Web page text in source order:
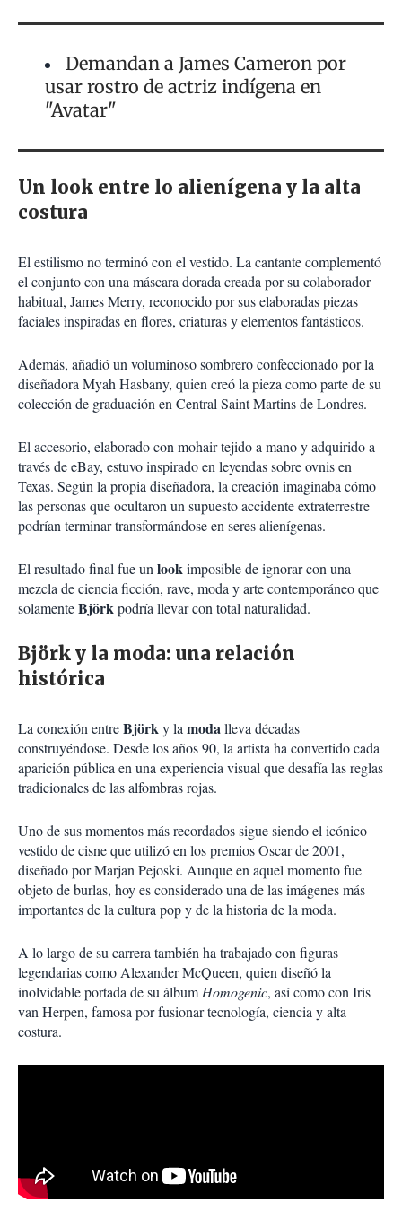
Demandan a James Cameron por
usar rostro de actriz indígena en
"Avatar"
Un look entre lo alienígena y la alta
costura
El estilismo no terminó con el vestido. La cantante complementó
el conjunto con una máscara dorada creada por su colaborador
habitual, James Merry, reconocido por sus elaboradas piezas
faciales inspiradas en flores, criaturas y elementos fantásticos.
Además, añadió un voluminoso sombrero confeccionado por la
diseñadoraMyah Hasbany, quien creó la pieza como parte de su
colección de graduación en Central Saint Martins de Londres.
El accesorio, elaborado con mohair tejido a mano y adquirido a
través de eBay, estuvo inspirado en leyendas sobre ovnis en
Texas. Según la propia diseñadora, la creación imaginaba cómo
las personas que ocultaron un supuesto accidente extraterrestre
podrían terminar transformándose en seres alienígenas.
El resultado final fue unlookimposible de ignorar con una
mezcla de ciencia ficción, rave, moda y arte contemporáneo que
solamenteBjörkpodría llevar con total naturalidad.
Björk y la moda: una relación
histórica
La conexión entreBjörky lamodalleva décadas
construyéndose. Desde los años 90, la artista ha convertido cada
aparición pública en una experiencia visual que desafía las reglas
tradicionales de las alfombras rojas.
Uno de sus momentos más recordados sigue siendo el icónico
vestido de cisne que utilizó en los premios Oscar de 2001,
diseñado porMarjan Pejoski. Aunque en aquel momento fue
objeto de burlas, hoy es considerado una de las imágenes más
importantes de la cultura pop y de la historia de la moda.
A lo largo de su carrera también ha trabajado con figuras
legendarias comoAlexander McQueen, quien diseñó la
inolvidable portada de su álbumHomogenic, así como conIris
van Herpen, famosa por fusionar tecnología, ciencia y alta
costura.